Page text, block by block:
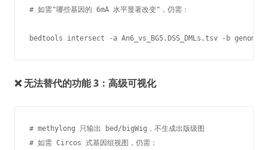
# 如需"哪些基因的 6mA 水平显著改变"，仍需：
bedtools intersect -a An6_vs_BG5.DSS_DMLs.tsv -b
❌ 无法替代的功能 3：高级可视化
# methylong 只输出 bed/bigWig，不生成出版级图
# 如需 Circos 式基因组视图，仍需：